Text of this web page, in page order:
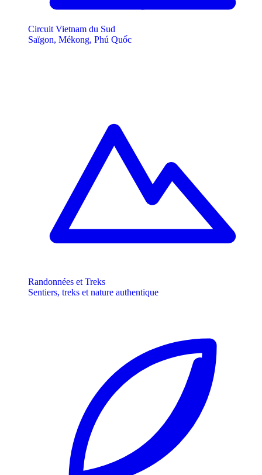
Circuit Vietnam du Sud
Saïgon, Mékong, Phú Quốc
Randonnées et Treks
Sentiers, treks et nature authentique